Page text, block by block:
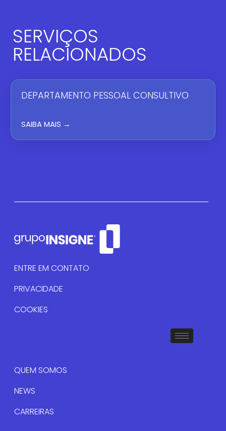
SERVIÇOS
RELACIONADOS
DEPARTAMENTO PESSOAL CONSULTIVO
SAIBA MAIS →
ENTRE EM CONTATO
PRIVACIDADE
COOKIES
QUEM SOMOS
NEWS
CARREIRAS